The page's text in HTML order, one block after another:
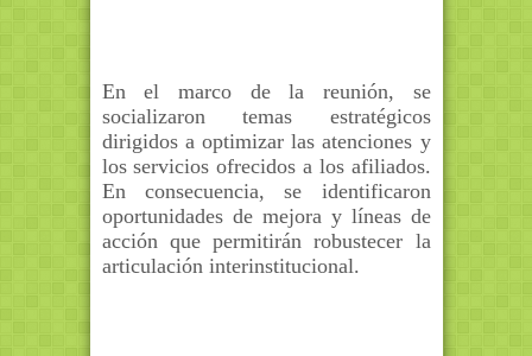
En el marco de la reunión, se
socializaron temas estratégicos
dirigidos a optimizar las atenciones y
los servicios ofrecidos a los afiliados.
En consecuencia, se identificaron
oportunidades de mejora y líneas de
acción que permitirán robustecer la
articulación interinstitucional.